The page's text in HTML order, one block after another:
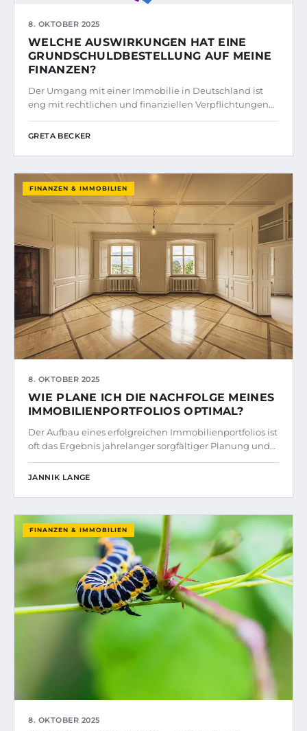
8. OKTOBER 2025
WELCHE AUSWIRKUNGEN HAT EINE
GRUNDSCHULDBESTELLUNG AUF MEINE
FINANZEN?
Der Umgang mit einer Immobilie in Deutschland ist
eng mit rechtlichen und finanziellen Verpflichtungen…
GRETA BECKER
FINANZEN & IMMOBILIEN
8. OKTOBER 2025
WIE PLANE ICH DIE NACHFOLGE MEINES
IMMOBILIENPORTFOLIOS OPTIMAL?
Der Aufbau eines erfolgreichen Immobilienportfolios ist
oft das Ergebnis jahrelanger sorgfältiger Planung und…
JANNIK LANGE
FINANZEN & IMMOBILIEN
8. OKTOBER 2025